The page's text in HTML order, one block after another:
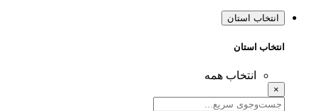
انتخاب استان
انتخاب استان
انتخاب همه
×